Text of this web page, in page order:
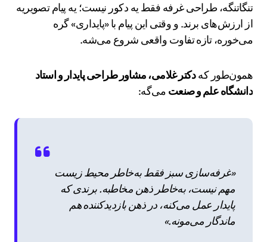
تنگاتنگه، طراحی غرفه فقط یه دکور نیست؛ یه پیام تصویریه
از ارزش‌های برند. و وقتی این پیام با «پایداری» گره
می‌خوره، تازه تفاوت واقعی شروع می‌شه.
همون‌طور کهدکتر غلامی، مشاور طراحی پایدار و استاد
دانشگاه علم و صنعت می‌گه:
«غرفه‌سازی سبز فقط به‌خاطر محیط زیست
مهم نیست، به‌خاطر ذهن مخاطبه. برندی که
پایدار عمل می‌کنه، در ذهن بازدیدکننده هم
ماندگار می‌مونه.»